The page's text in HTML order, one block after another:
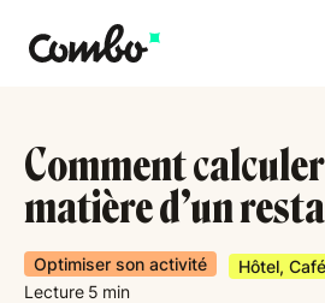
Comment
matière d’un
Optimiser son activité
Hôtel,
Lecture 5 min